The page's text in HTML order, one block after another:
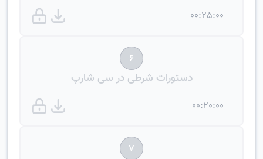
00:25:00
6
دستورات شرطی در سی شارپ
00:20:00
7